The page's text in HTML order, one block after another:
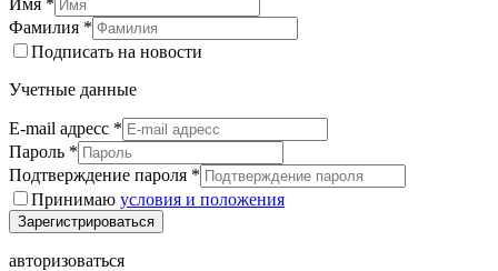
Имя *
Фамилия *
Подписать на новости
Учетные данные
E-mail адресс *
Пароль *
Подтверждение пароля *
Принимаю условия и положения
Зарегистрироваться
авторизоваться